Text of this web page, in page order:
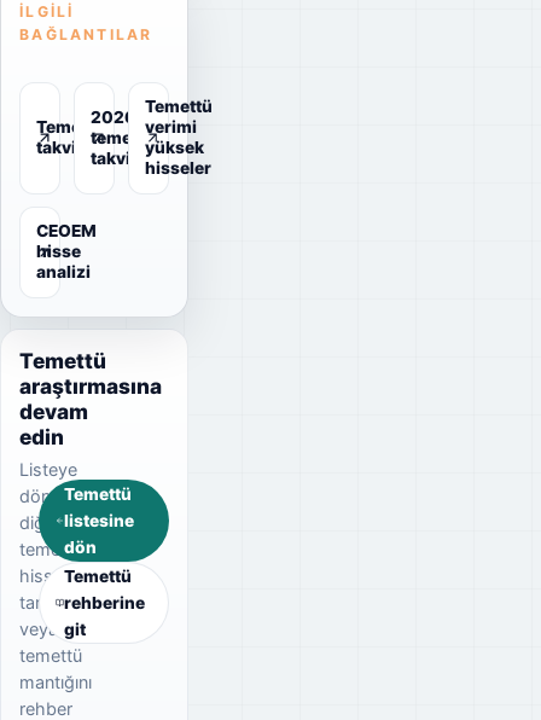
İLGILI
BAĞLANTILAR
Temettü
takvimi
2026
temettü
takvimi
Temettü
verimi
yüksek
hisseler
CEOEM
hisse
analizi
Temettü
araştırmasına
devam
edin
Listeye
dönerek
diğer
temettü
hisselerini
tarayın
veya
temettü
mantığını
rehber
Temettü
listesine
dön
Temettü
rehberine
git